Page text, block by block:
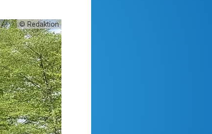
© Redaktion